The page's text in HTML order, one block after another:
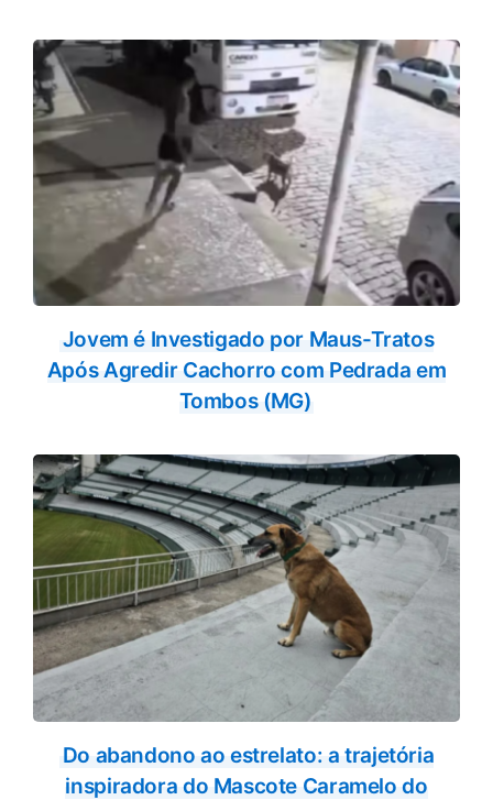
Jovem é Investigado por Maus-Tratos
Após Agredir Cachorro com Pedrada em
Tombos (MG)
Do abandono ao estrelato: a trajetória
inspiradora do Mascote Caramelo do